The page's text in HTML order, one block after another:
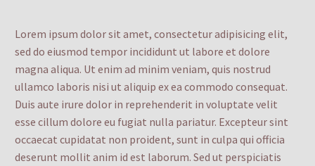
Lorem ipsum dolor sit amet, consectetur adipisicing elit,
sed do eiusmod tempor incididunt ut labore et dolore
magna aliqua. Ut enim ad minim veniam, quis nostrud
ullamco laboris nisi ut aliquip ex ea commodo consequat.
Duis aute irure dolor in reprehenderit in voluptate velit
esse cillum dolore eu fugiat nulla pariatur. Excepteur sint
occaecat cupidatat non proident, sunt in culpa qui officia
deserunt mollit anim id est laborum. Sed ut perspiciatis